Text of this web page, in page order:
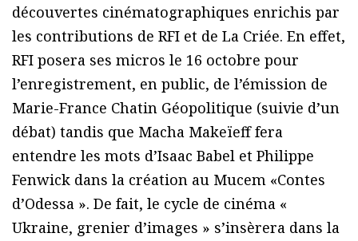
découvertes cinématographiques enrichis par
les contributions de RFI et de La Criée. En effet,
RFI posera ses micros le 16 octobre pour
l’enregistrement, en public, de l’émission de
Marie-France Chatin Géopolitique (suivie d’un
débat) tandis que Macha Makeïeff fera
entendre les mots d’Isaac Babel et Philippe
Fenwick dans la création au Mucem «Contes
d’Odessa ». De fait, le cycle de cinéma «
Ukraine, grenier d’images » s’insèrera dans la